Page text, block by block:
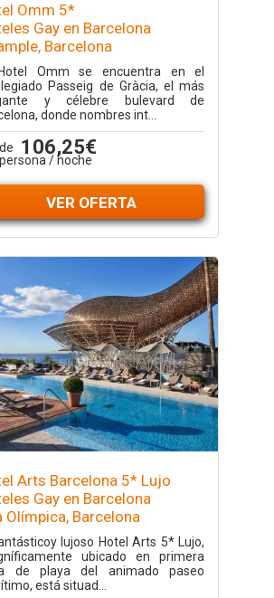
Omm 5*
Gay en Barcelona
Barcelona
Omm se encuentra en el
Passeig de Gràcia, el más
y célebre bulevard de
donde nombres int...
106,25€
/ noche
VER OFERTA
Arts Barcelona 5* Lujo
Gay en Barcelona
Olímpica, Barcelona
lujoso Hotel Arts 5* Lujo,
ubicado en primera
de playa del animado paseo
está situad...